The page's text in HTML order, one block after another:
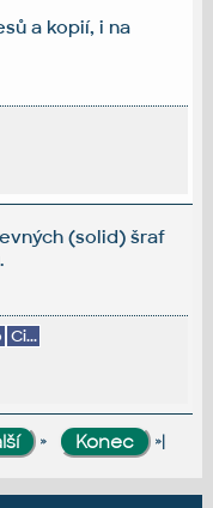
a kopií, i na
(solid) šraf
Ci...
» »|